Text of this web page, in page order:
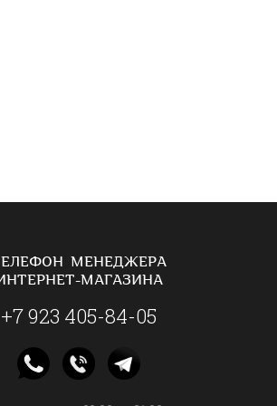
МЕНЕДЖЕРА
МАГАЗИНА
+7 923 405-84-05